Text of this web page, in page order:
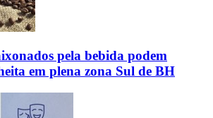
pela bebida podem
em plena zona Sul de BH